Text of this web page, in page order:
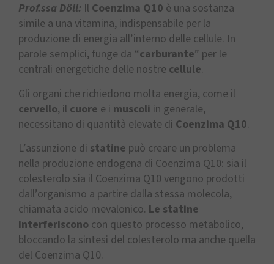
Prof.ssa Döll: Il Coenzima Q10 è una sostanza
simile a una vitamina, indispensabile per la
produzione di energia all’interno delle cellule. In
parole semplici, funge da “carburante” per le
centrali energetiche delle nostre cellule.
Gli organi che richiedono molta energia, come il
cervello, il cuore e i muscoli in generale,
necessitano di quantità elevate di Coenzima Q10.
L’assunzione di statine può creare un problema
nella produzione endogena di Coenzima Q10: sia il
colesterolo sia il Coenzima Q10 vengono prodotti
dall’organismo a partire dalla stessa molecola,
chiamata acido mevalonico. Le statine
interferiscono con questo processo metabolico,
bloccando la sintesi del colesterolo ma anche quella
del Coenzima Q10.